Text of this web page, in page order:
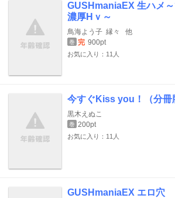
GUSHmaniaEX 生ハメ
濃厚Hｖ～
鳥海よう子 縁々 他
巻 完 900pt
お気に入り：11人
今すぐKiss you！（分冊
黒木えぬこ
巻 200pt
お気に入り：11人
GUSHmaniaEX エロ穴